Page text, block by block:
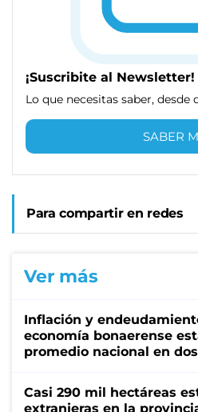
¡Suscribite al Newsletter!
Lo que necesitas saber, desde
SABER
Para compartir en redes
Ver más
Inflación y
economía bonaerense
promedio nacional en
Casi 290 mil hectáreas
extranjeras en la